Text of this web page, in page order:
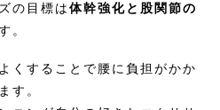
の目標は体幹強化と股関節の
。
くすることで腰に負担がかか
す。